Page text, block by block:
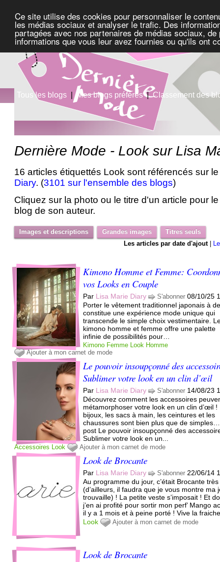
Ce site utilise des cookies pour personnaliser le
les médias sociaux et analyser le trafic. Des
partagées avec nos partenaires de médias sociaux,
informations que vous leur avez fournies ou qu'ils ont
Tous les blogs | Mes blogs préférés|Classement des
Dernière Mode - Look sur Lisa
16 articles étiquettés Look sont référencés sur
Diary. (3101 sur l'ensemble des blogs)
Cliquez sur la photo ou le titre d'un article pour
blog de son auteur.
Images et descriptions Grandes images
Titres seuls
Les articles par date d'ajout|
Kimono Homme et Femme:
vos Looks en Couple
Par Lisa Marie Diary S'abonner 08/10/25
Porter le vêtement traditionnel japonais à
constitue une expérience mode unique qui
transcende le simple choix vestimentaire.
kimono homme et femme offre une palette
infinie de possibilités pour…
Kimono Femme Look Homme
Ajouter à mon carnet de mode
Le pouvoir insoupçonné des
Sublimer votre look en un clin d’œil
Par Lisa Marie Diary S'abonner 14/08/23
Découvrez comment les accessoires
métamorphoser votre look en un clin d’œil !
bijoux, les sacs à main, les ceintures et les
chaussures sont bien plus que de
post Le pouvoir insoupçonné des
Sublimer votre look en un...
Accessoires Look Ajouter à mon carnet de mode
Look de Brocante
Par Lisa Marie Diary S'abonner 22/06/14
Au programme du jour, c’était Brocante
(d’ailleurs, il faudra que je vous montre ma
trouvaille) ! La petite veste s’imposait ! Et
j’en ai profité pour sortir mon perf’ Mango
il y a 1 mois et à peine porté ! Vive la
Look
Ajouter à mon carnet de mode
Look de Brocante